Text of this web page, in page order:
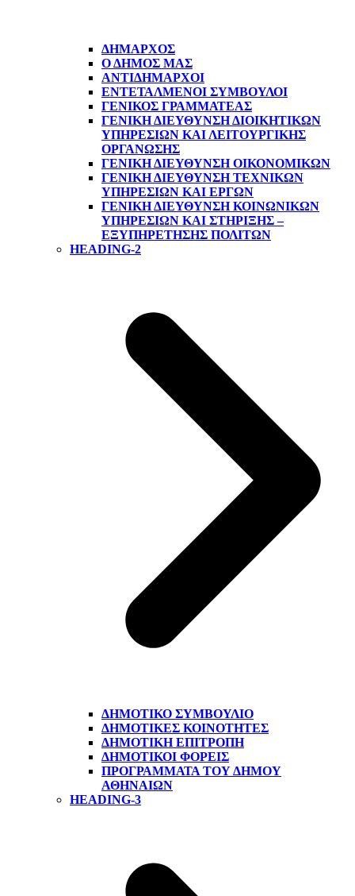
ΔΉΜΑΡΧΟΣ
Ο ΔΗΜΟΣ ΜΑΣ
ΑΝΤΙΔΉΜΑΡΧΟΙ
ΕΝΤΕΤΑΛΜΈΝΟΙ ΣΎΜΒΟΥΛΟΙ
ΓΕΝΙΚΌΣ ΓΡΑΜΜΑΤΈΑΣ
ΓΕΝΙΚΉ ΔΙΕΎΘΥΝΣΗ ΔΙΟΙΚΗΤΙΚΏΝ
ΥΠΗΡΕΣΙΏΝ ΚΑΙ ΛΕΙΤΟΥΡΓΙΚΉΣ
ΟΡΓΆΝΩΣΗΣ
ΓΕΝΙΚΉ ΔΙΕΎΘΥΝΣΗ ΟΙΚΟΝΟΜΙΚΏΝ
ΓΕΝΙΚΉ ΔΙΕΎΘΥΝΣΗ ΤΕΧΝΙΚΏΝ
ΥΠΗΡΕΣΙΏΝ ΚΑΙ ΈΡΓΩΝ
ΓΕΝΙΚΉ ΔΙΕΎΘΥΝΣΗ ΚΟΙΝΩΝΙΚΏΝ
ΥΠΗΡΕΣΙΏΝ ΚΑΙ ΣΤΉΡΙΞΗΣ –
ΕΞΥΠΗΡΈΤΗΣΗΣ ΠΟΛΙΤΏΝ
HEADING-2
ΔΗΜΟΤΙΚΌ ΣΥΜΒΟΎΛΙΟ
ΔΗΜΟΤΙΚΈΣ ΚΟΙΝΌΤΗΤΕΣ
ΔΗΜΟΤΙΚΉ ΕΠΙΤΡΟΠΉ
ΔΗΜΟΤΙΚΟΊ ΦΟΡΕΊΣ
ΠΡΟΓΡΆΜΜΑΤΑ ΤΟΥ ΔΉΜΟΥ
ΑΘΗΝΑΊΩΝ
HEADING-3